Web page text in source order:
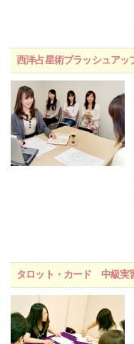
西洋占星術ブラッシュア
タロット・カード 中級実